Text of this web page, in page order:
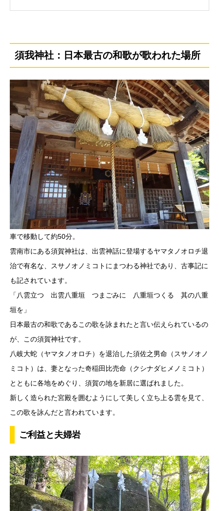
須我神社：日本最古の和歌が歌われた場所
車で移動して約50分。
雲南市にある須賀神社は、出雲神話に登場するヤマタノオロチ退
治で有名な、スサノオノミコトにまつわる神社であり、古事記に
も記されています。
「八雲立つ 出雲八重垣 つまごみに 八重垣つくる 其の八重
垣を」
日本最古の和歌であるこの歌を詠まれたと言い伝えられているの
が、この須賀神社です。
八岐大蛇（ヤマタノオロチ）を退治した須佐之男命（スサノオノ
ミコト）は、妻となった奇稲田比売命（クシナダヒメノミコト）
とともに各地をめぐり、須賀の地を新居に選ばれました。
新しく造られた宮殿を囲むようにして美しく立ち上る雲を見て、
この歌を詠んだと言われています。
ご利益と夫婦岩